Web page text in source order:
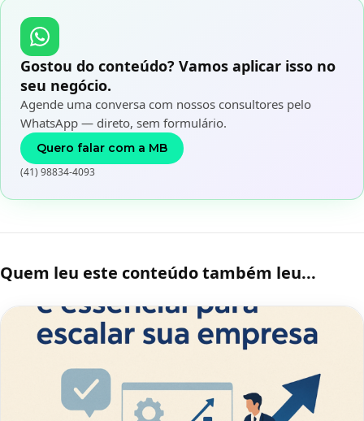
Gostou do conteúdo? Vamos aplicar isso no
seu negócio.
Agende uma conversa com nossos consultores pelo
WhatsApp — direto, sem formulário.
Quero falar com a MB
(41) 98834-4093
Quem leu este conteúdo também leu...